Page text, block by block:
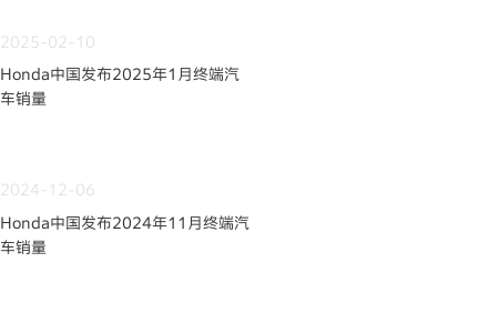
2025-02-10
Honda中国发布2025年1月终端汽
车销量
2024-12-06
Honda中国发布2024年11月终端汽
车销量